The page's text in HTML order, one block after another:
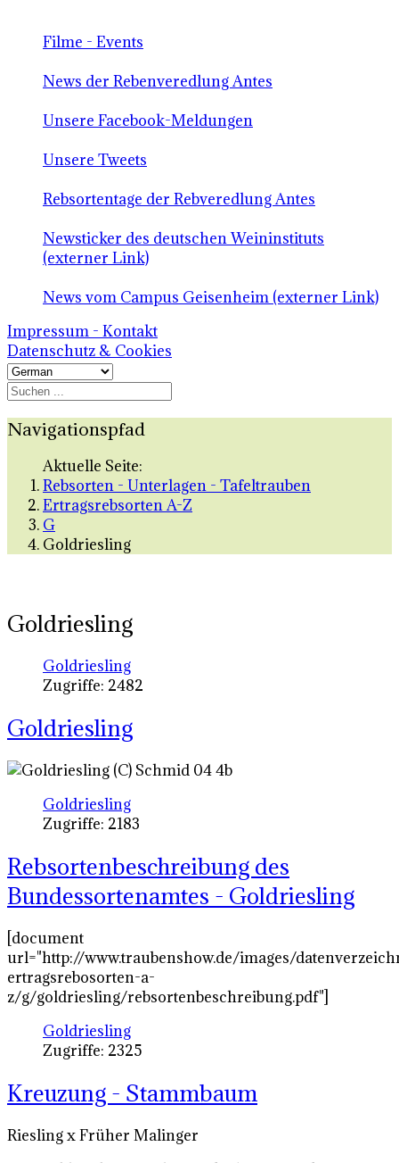
Filme - Events
News der Rebenveredlung Antes
Unsere Facebook-Meldungen
Unsere Tweets
Rebsortentage der Rebveredlung Antes
Newsticker des deutschen Weininstituts
(externer Link)
News vom Campus Geisenheim (externer Link)
Impressum - Kontakt
Datenschutz & Cookies
Navigationspfad
Aktuelle Seite:
Rebsorten - Unterlagen - Tafeltrauben
Ertragsrebsorten A-Z
G
Goldriesling
Goldriesling
Goldriesling
Zugriffe: 2482
Goldriesling
Goldriesling
Zugriffe: 2183
Rebsortenbeschreibung des
Bundessortenamtes - Goldriesling
[document
url="http://www.traubenshow.de/images/
ertragsrebosorten-a-
z/g/goldriesling/rebsortenbeschreibung.pdf"]
Goldriesling
Zugriffe: 2325
Kreuzung - Stammbaum
Riesling x Früher Malinger